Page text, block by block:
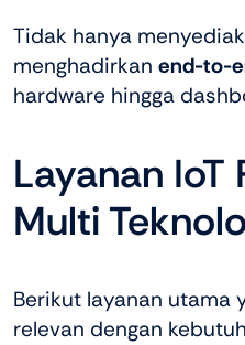
Tidak hanya
menghadirkan end-to-
hardware hingga
Layanan IoT
Multi
Berikut layanan utama
relevan dengan